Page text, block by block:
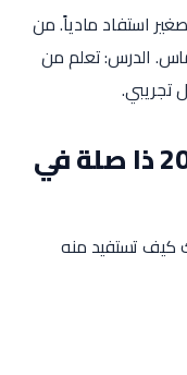
مشروع صغير استفاد مادياً. من
الدرس: تعلم من
تجريبي.
كيف يبقى محتوى 2025 ذا صلة في
كيف تستفيد منه